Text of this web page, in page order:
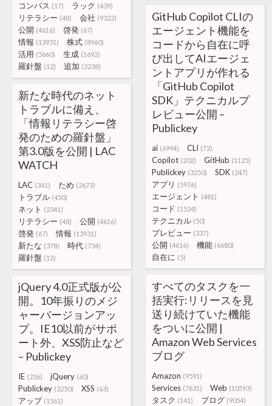
コンパス (17) ラック (439)
リテラシー (48) 会社 (9322)
公開 (4616) 啓発 (67)
情報 (13931) 株式 (8960)
活用 (5660) 生成 (1692)
羅針盤 (12) 追加 (2238)
GitHub Copilot CLIの
エージェント機能を
コードから自在に呼
び出してAIエージェ
ントアプリが作れる
「GitHub Copilot
SDK」テクニカルプ
レビュー公開 –
Publickey
ai (6994) CLI (72)
Copilot (202) GitHub (1125)
Publickey (3250) SDK (247)
アプリ (5976)
エージェント (481)
コード (1524)
テクニカル (50)
プレビュー (337)
公開 (4616) 機能 (6680)
自在に (5)
新たな時代のネット
トラブルに備え、
「情報リテラシー啓
発のための羅針盤」
第3.0版を公開 | LAC
WATCH
LAC (341) ため (2673)
トラブル (450)
ネット (2341)
リテラシー (48) 公開 (4616)
啓発 (67) 情報 (13931)
新たな (378) 時代 (734)
羅針盤 (12)
すべてのタスクを一
括実行:リリースを見
送り続けていた機能
をついに公開 |
Amazon Web Services
ブログ
Amazon (9591)
Services (7631) Web (10593)
タスク (141) ブログ (9054)
jQuery 4.0正式版が公
開。10年振りのメジ
ャーバージョンアッ
プ。IE10以前がサポ
ート外、XSS防止など
– Publickey
IE (236) jQuery (60)
Publickey (3250) XSS (63)
アップ (1361)